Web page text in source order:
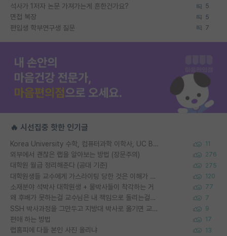
석사가 1저자 논문 가져가는게 흔한건가요? 5
면접 복장 5
편입생 학부연구생 질문 7
🔥 시선집중 핫한 인기글
Korea University 수학, 컴퓨터과학 이학사, UC Berkeley 산업공학 대학원 공학박사가 되는 것은 쉽지 않겠죠? 11
외부에서 괜찮은 랩을 알아보는 방법 (장문주의) 276
대학원 월급 정리해준다 (공대 기준) 275
대학원생들 교수에게 가스라이팅 당한 것은 이해가 갑니다. 안타깝네요. 120
소재분야 석박사 대학원생 + 물박사들이 착각하는 거 77
왜 후배가 못하는걸 교수님은 내 책임으로 돌리는걸까요? 7
SSH 박사과정을 그만두고 지방대 박사로 옮기면 교수의 꿈은 끝일까요? 9
편애 하는 방법 17
랩홈피에 다들 본인 사진 올리냐 13